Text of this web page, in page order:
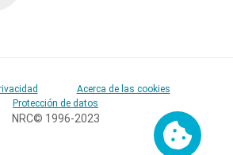
Acerca de las cookies
Protección de datos
NRC© 1996-2023
Cookies